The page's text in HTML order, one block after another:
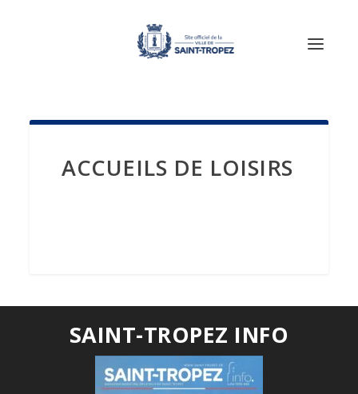
ACCUEILS DE LOISIRS
SAINT-TROPEZ INFO